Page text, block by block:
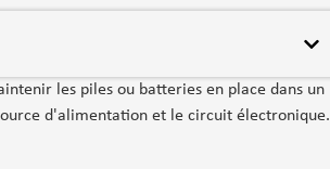
les piles ou batteries en place dans un
d'alimentation et le circuit électronique.